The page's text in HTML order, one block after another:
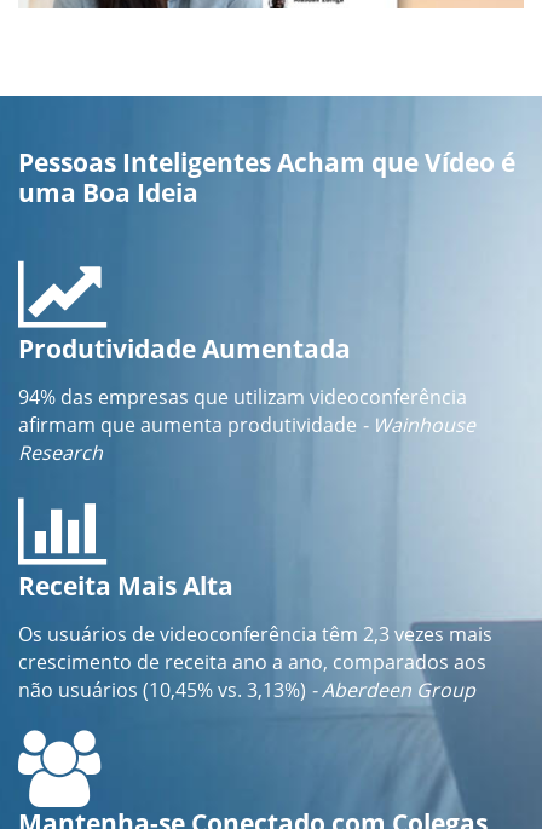
Pessoas Inteligentes Acham que Vídeo é
uma Boa Ideia
Produtividade Aumentada
94% das empresas que utilizam videoconferência
afirmam que aumenta produtividade - Wainhouse
Research
Receita Mais Alta
Os usuários de videoconferência têm 2,3 vezes mais
crescimento de receita ano a ano, comparados aos
não usuários (10,45% vs. 3,13%) - Aberdeen Group